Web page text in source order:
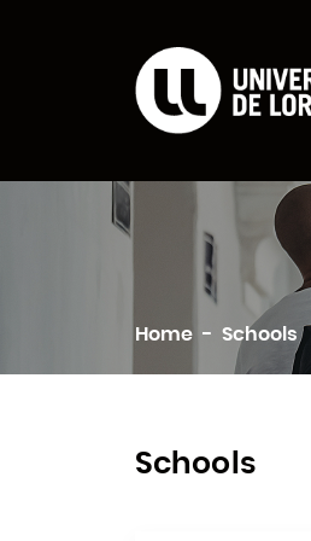
Search
Home Schools
Schools